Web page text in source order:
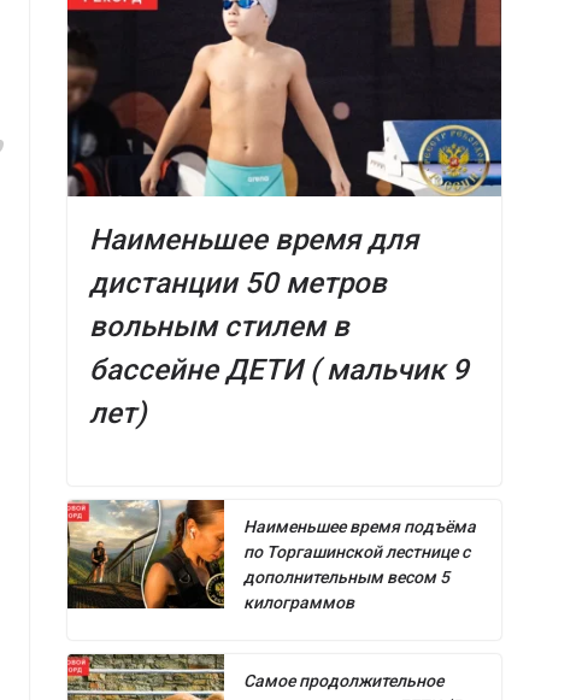
Наименьшее время для
дистанции 50 метров
вольным стилем в
бассейне ДЕТИ ( мальчик 9
лет)
Наименьшее время подъёма
по Торгашинской лестнице с
дополнительным весом 5
килограммов
Самое продолжительное